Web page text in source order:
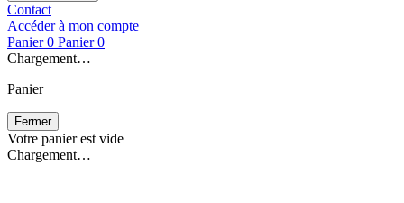
Contact
Accéder à mon compte
Panier 0 Panier 0
Chargement…
Panier
Fermer
Votre panier est vide
Chargement…